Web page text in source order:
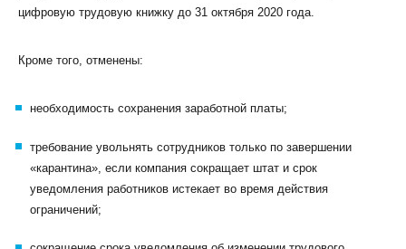
цифровую трудовую книжку до 31 октября 2020 года.
Кроме того, отменены:
необходимость сохранения заработной платы;
требование увольнять сотрудников только по завершении
«карантина», если компания сокращает штат и срок
уведомления работников истекает во время действия
ограничений;